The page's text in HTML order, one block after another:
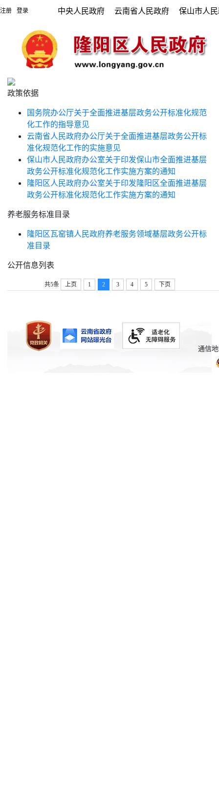
注册 登录 中央人民政府 云南省人民政府 保山市人
政策依据
国务院办公厅关于全面推进基层政务公开标准化规范
化工作的指导意见
云南省人民政府办公厅关于全面推进基层政务公开标
准化规范化工作的实施意见
保山市人民政府办公室关于印发保山市全面推进基层
政务公开标准化规范化工作实施方案的通知
隆阳区人民政府办公室关于印发隆阳区全面推进基层
政务公开标准化规范化工作实施方案的通知
养老服务标准目录
隆阳区瓦窑镇人民政府养老服务领域基层政务公开标
准目录
公开信息列表
共5条 上页 1 2 3 4 5 下页
通信